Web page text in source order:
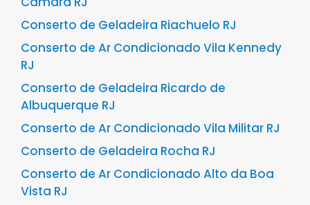
Conserto de Geladeira Riachuelo RJ
Conserto de Ar Condicionado Vila Kennedy
RJ
Conserto de Geladeira Ricardo de
Albuquerque RJ
Conserto de Ar Condicionado Vila Militar RJ
Conserto de Geladeira Rocha RJ
Conserto de Ar Condicionado Alto da Boa
Vista RJ